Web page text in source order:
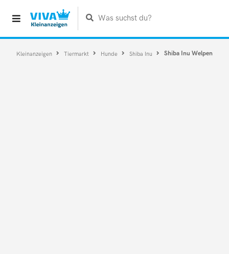
Was suchst du?
Kleinanzeigen Tiermarkt Hunde Shiba Inu Shiba Inu Welpen